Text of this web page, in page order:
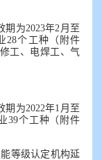
期为2023年2月至
28个工种（附件
工、电焊工、气
期为2022年1月至
39个工种（附件
等级认定机构延